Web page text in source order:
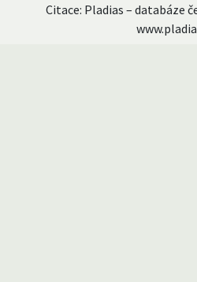
Citace: Pladias – databáze